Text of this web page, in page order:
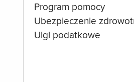
Program pomocy
Ubezpieczenie
Ulgi podatkowe